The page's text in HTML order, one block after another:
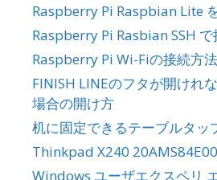
Raspberry Pi Raspbian Lite
Raspberry Pi Rasbian SSH
Raspberry Pi Wi-Fiの接続方法
FINISH LINEのフタが開けれ
場合の開け方
机に固定できるテーブルタッ
Thinkpad X240 20AMS84E00
Windows ユーザエクスペリ